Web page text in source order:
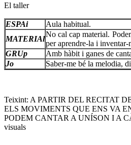
El taller
ESPAi
Aula habitual.
MATERIAl
No cal cap material.
per aprendre-la i inventar-
GRUp
Amb hàbit i ganes de
Jo
Saber-me bé la melodia,
Teixint: A PARTIR DEL RECITAT
ELS MOVIMENTS QUE ENS VA
PODEM CANTAR A UNÍSON I A
visuals